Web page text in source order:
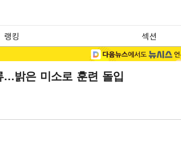
랭킹 섹션
…밝은 미소로 훈련 돌입